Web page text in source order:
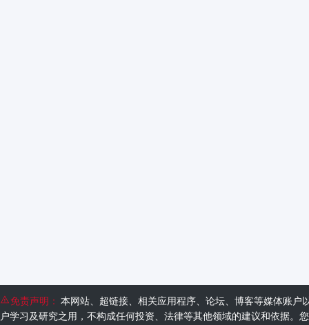
免责声明： 本网站、超链接、相关应用程序、论坛、博客等媒体账
户学习及研究之用，不构成任何投资、法律等其他领域的建议和依据